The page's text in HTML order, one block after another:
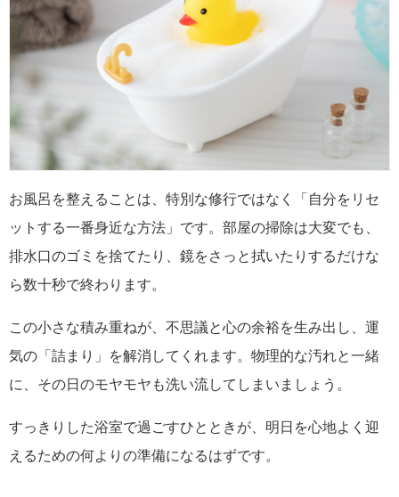
お風呂を整えることは、特別な修行ではなく「自分をリセ
ットする一番身近な方法」です。部屋の掃除は大変でも、
排水口のゴミを捨てたり、鏡をさっと拭いたりするだけな
ら数十秒で終わります。
この小さな積み重ねが、不思議と心の余裕を生み出し、運
気の「詰まり」を解消してくれます。物理的な汚れと一緒
に、その日のモヤモヤも洗い流してしまいましょう。
すっきりした浴室で過ごすひとときが、明日を心地よく迎
えるための何よりの準備になるはずです。